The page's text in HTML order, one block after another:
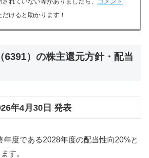
けると助かります！
6391）の株主還元方針・配当
年4月30日 発表
年度である2028年度の配当性向20%と
す。